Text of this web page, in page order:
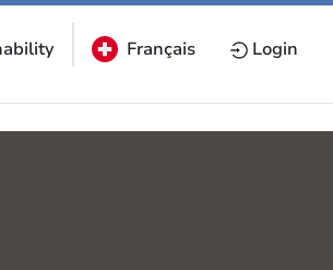
Français Login